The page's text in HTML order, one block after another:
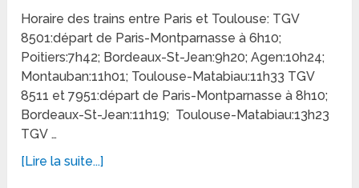
Horaire des trains entre Paris et Toulouse: TGV
8501:départ de Paris-Montparnasse à 6h10;
Poitiers:7h42; Bordeaux-St-Jean:9h20; Agen:10h24;
Montauban:11h01; Toulouse-Matabiau:11h33 TGV
8511 et 7951:départ de Paris-Montparnasse à 8h10;
Bordeaux-St-Jean:11h19; Toulouse-Matabiau:13h23
TGV …
[Lire la suite...]